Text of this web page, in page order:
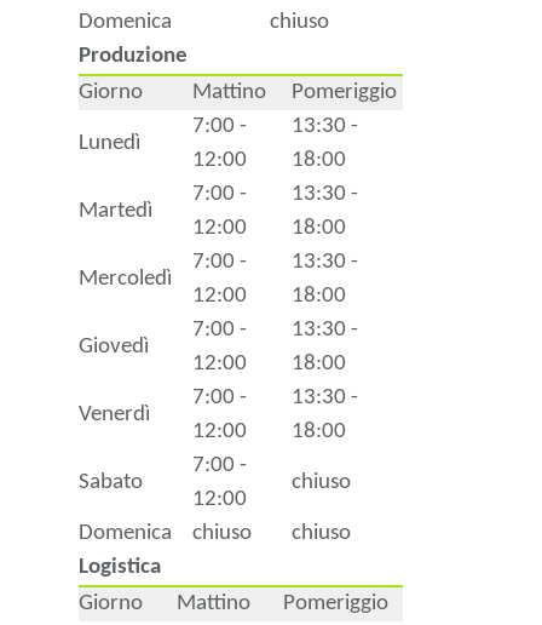
Domenica
chiuso
Produzione
Giorno
Mattino Pomeriggio
Lunedì
7:00 -
12:00
13:30 -
18:00
Martedì
7:00 -
12:00
13:30 -
18:00
Mercoledì
7:00 -
12:00
13:30 -
18:00
Giovedì
7:00 -
12:00
13:30 -
18:00
Venerdì
7:00 -
12:00
13:30 -
18:00
Sabato
7:00 -
12:00
chiuso
Domenica chiuso
chiuso
Logistica
Giorno
Mattino Pomeriggio